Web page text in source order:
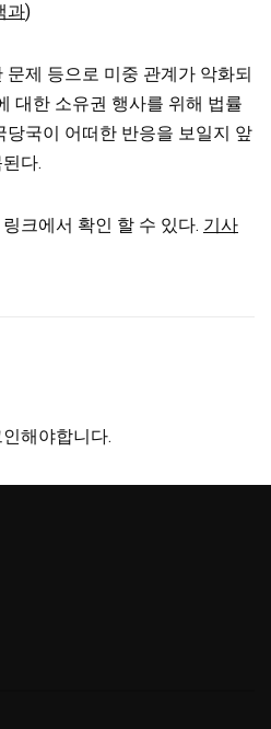
과)
제 등으로 미중 관계가 악화되
대한 소유권 행사를 위해 법률
당국이 어떠한 반응을 보일지 앞
다.
크에서 확인 할 수 있다. 기사
해야합니다.